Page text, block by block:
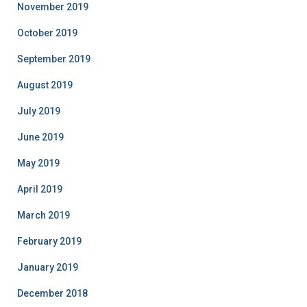
November 2019
October 2019
September 2019
August 2019
July 2019
June 2019
May 2019
April 2019
March 2019
February 2019
January 2019
December 2018